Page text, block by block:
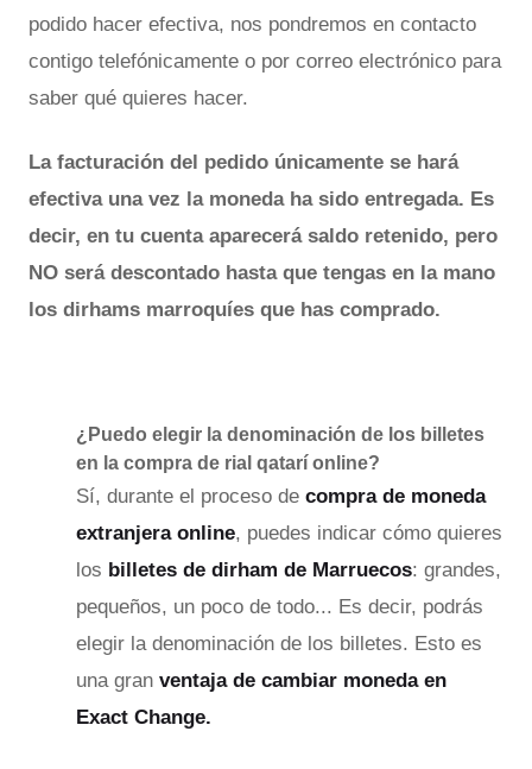
podido hacer efectiva, nos pondremos en contacto
contigo telefónicamente o por correo electrónico para
saber qué quieres hacer.
La facturación del pedido únicamente se hará
efectiva una vez la moneda ha sido entregada. Es
decir, en tu cuenta aparecerá saldo retenido, pero
NO será descontado hasta que tengas en la mano
los dirhams marroquíes que has comprado.
¿Puedo elegir la denominación de los billetes
en la compra de rial qatarí online?
Sí, durante el proceso de compra de moneda
extranjera online, puedes indicar cómo quieres
los billetes de dirham de Marruecos: grandes,
pequeños, un poco de todo... Es decir, podrás
elegir la denominación de los billetes. Esto es
una gran ventaja de cambiar moneda en
Exact Change.